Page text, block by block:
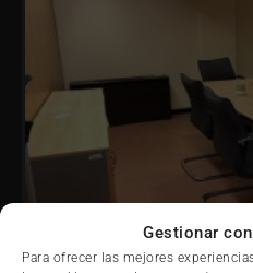
Gestionar
Para ofrecer las mejores